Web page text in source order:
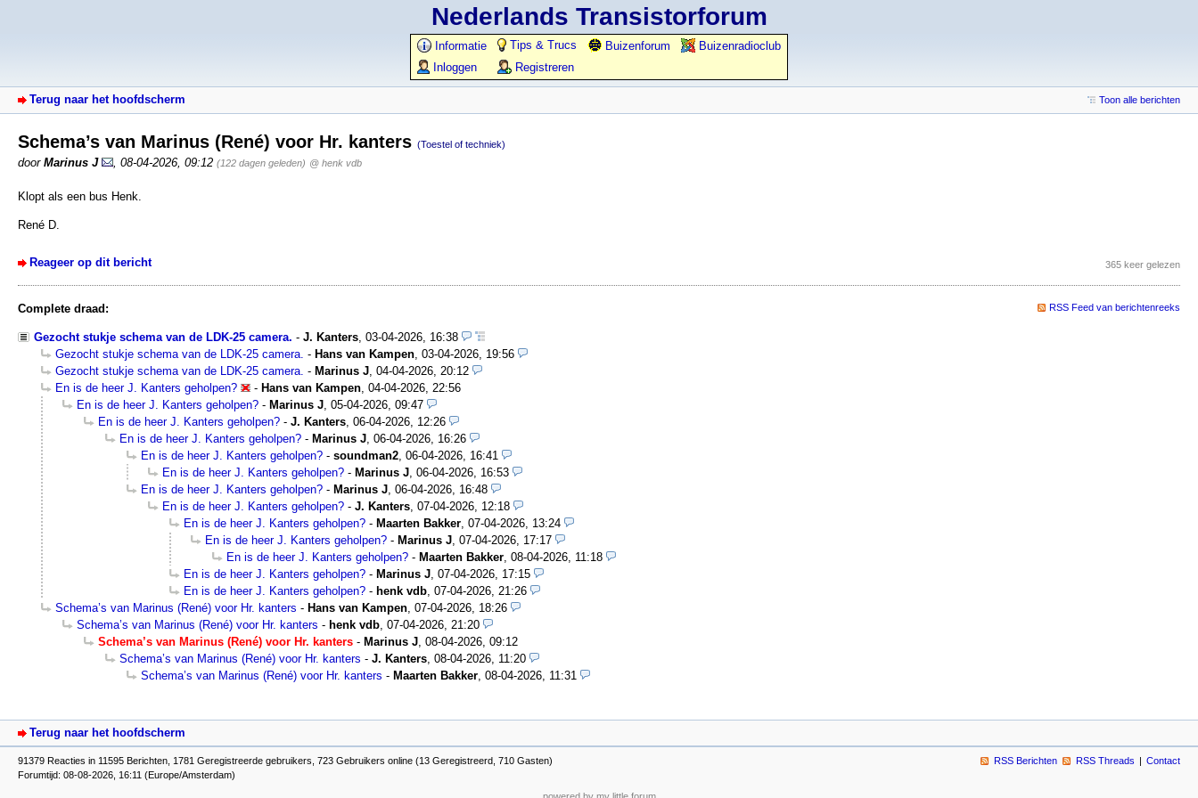
Nederlands Transistorforum
Informatie Tips & Trucs Buizenforum
Buizenradioclub
Inloggen
Registreren
Terug naar het hoofdscherm Toon alle berichten
Schema’s van Marinus (René) voor Hr. kanters (Toestel of techniek)
door Marinus J 08-04-2026, 09:12 (122 dagen geleden) @ henk vdb
Klopt als een bus Henk.
René D.
Reageer op dit bericht 365 keer gelezen
Complete draad: RSS Feed van berichtenreeks
Gezocht stukje schema van de LDK-25 camera. - J. Kanters, 03-04-2026, 16:38
Gezocht stukje schema van de LDK-25 camera. - Hans van Kampen, 03-04-2026, 19:56
Gezocht stukje schema van de LDK-25 camera. - Marinus J, 04-04-2026, 20:12
En is de heer J. Kanters geholpen?
- Hans van Kampen, 04-04-2026, 22:56
En is de heer J. Kanters geholpen? - Marinus J, 05-04-2026, 09:47
En is de heer J. Kanters geholpen? - J. Kanters, 06-04-2026, 12:26
En is de heer J. Kanters geholpen? - Marinus J, 06-04-2026, 16:26
En is de heer J. Kanters geholpen? - soundman2, 06-04-2026, 16:41
En is de heer J. Kanters geholpen? - Marinus J, 06-04-2026, 16:53
En is de heer J. Kanters geholpen? - Marinus J, 06-04-2026, 16:48
En is de heer J. Kanters geholpen? - J. Kanters, 07-04-2026, 12:18
En is de heer J. Kanters geholpen? - Maarten Bakker, 07-04-2026, 13:24
En is de heer J. Kanters geholpen? - Marinus J, 07-04-2026, 17:17
En is de heer J. Kanters geholpen? - Maarten Bakker, 08-04-2026, 11:18
En is de heer J. Kanters geholpen? - Marinus J, 07-04-2026, 17:15
En is de heer J. Kanters geholpen? - henk vdb, 07-04-2026, 21:26
Schema’s van Marinus (René) voor Hr. kanters - Hans van Kampen, 07-04-2026, 18:26
Schema’s van Marinus (René) voor Hr. kanters - henk vdb, 07-04-2026, 21:20
Schema’s van Marinus (René) voor Hr. kanters - Marinus J, 08-04-2026, 09:12
Schema’s van Marinus (René) voor Hr. kanters - J. Kanters, 08-04-2026, 11:20
Schema’s van Marinus (René) voor Hr. kanters - Maarten Bakker, 08-04-2026, 11:31
Terug naar het hoofdscherm
91379 Reacties in 11595 Berichten, 1781 Geregistreerde gebruikers, 723 Gebruikers online (13 Geregistreerd, 710 Gasten)
Forumtijd: 08-08-2026, 16:11 (Europe/Amsterdam)
RSS Berichten RSS Threads Contact